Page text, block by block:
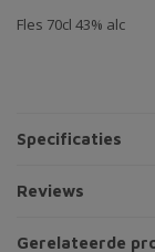
Fles 70cl 43% alc
Specificaties
Reviews
Gerelateerde